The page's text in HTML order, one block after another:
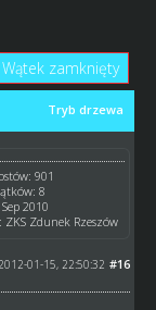
Wątek zamknięty
Tryb drzewa
901
8
Sep 2010
ZKS Zdunek Rzeszów
#16
01-15, 22:50:32